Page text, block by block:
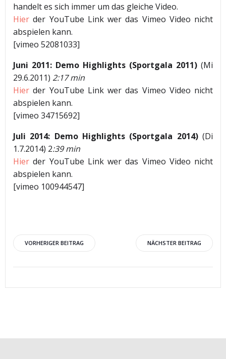
handelt es sich immer um das gleiche Video.
Hier der YouTube Link wer das Vimeo Video nicht
abspielen kann.
[vimeo 52081033]
Juni 2011: Demo Highlights (Sportgala 2011) (Mi
29.6.2011) 2:17 min
Hier der YouTube Link wer das Vimeo Video nicht
abspielen kann.
[vimeo 34715692]
Juli 2014: Demo Highlights (Sportgala 2014) (Di
1.7.2014) 2:39 min
Hier der YouTube Link wer das Vimeo Video nicht
abspielen kann.
[vimeo 100944547]
Beitragsnavigation
VORHERIGER BEITRAG NÄCHSTER BEITRAG